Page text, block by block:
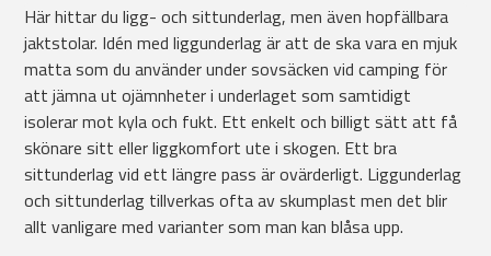
Här hittar du ligg- och sittunderlag, men även hopfällbara
jaktstolar. Idén med liggunderlag är att de ska vara en mjuk
matta som du använder under sovsäcken vid camping för
att jämna ut ojämnheter i underlaget som samtidigt
isolerar mot kyla och fukt. Ett enkelt och billigt sätt att få
skönare sitt eller liggkomfort ute i skogen. Ett bra
sittunderlag vid ett längre pass är ovärderligt. Liggunderlag
och sittunderlag tillverkas ofta av skumplast men det blir
allt vanligare med varianter som man kan blåsa upp.